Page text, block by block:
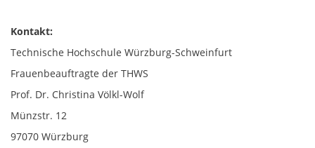
Kontakt:
Technische Hochschule Würzburg-Schweinfurt
Frauenbeauftragte der THWS
Prof. Dr. Christina Völkl-Wolf
Münzstr. 12
97070 Würzburg